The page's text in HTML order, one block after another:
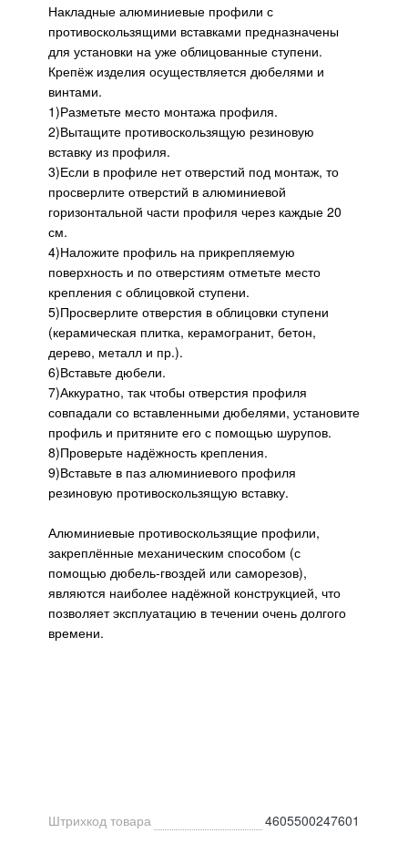
Накладные алюминиевые профили с
противоскользящими вставками предназначены
для установки на уже облицованные ступени.
Крепёж изделия осуществляется дюбелями и
винтами.
1)Разметьте место монтажа профиля.
2)Вытащите противоскользящую резиновую
вставку из профиля.
3)Если в профиле нет отверстий под монтаж, то
просверлите отверстий в алюминиевой
горизонтальной части профиля через каждые 20
см.
4)Наложите профиль на прикрепляемую
поверхность и по отверстиям отметьте место
крепления с облицовкой ступени.
5)Просверлите отверстия в облицовки ступени
(керамическая плитка, керамогранит, бетон,
дерево, металл и пр.).
6)Вставьте дюбели.
7)Аккуратно, так чтобы отверстия профиля
совпадали со вставленными дюбелями, установите
профиль и притяните его с помощью шурупов.
8)Проверьте надёжность крепления.
9)Вставьте в паз алюминиевого профиля
резиновую противоскользящую вставку.
Алюминиевые противоскользящие профили,
закреплённые механическим способом (с
помощью дюбель-гвоздей или саморезов),
являются наиболее надёжной конструкцией, что
позволяет эксплуатацию в течении очень долгого
времени.
Штрихкод товара 4605500247601